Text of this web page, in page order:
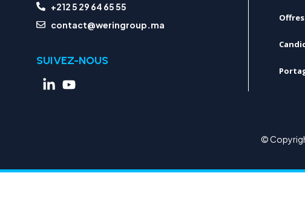
+212 5 29 64 65 55
contact@weringroup.ma
SUIVEZ-NOUS
©